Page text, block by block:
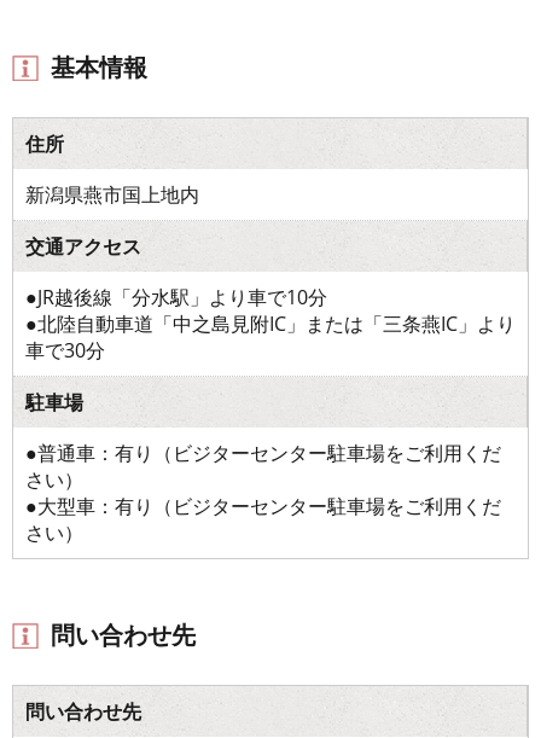
基本情報
住所
新潟県燕市国上地内
交通アクセス
●JR越後線「分水駅」より車で10分
●北陸自動車道「中之島見附IC」または「三条燕IC」より
車で30分
駐車場
●普通車：有り（ビジターセンター駐車場をご利用くだ
さい）
●大型車：有り（ビジターセンター駐車場をご利用くだ
さい）
問い合わせ先
問い合わせ先